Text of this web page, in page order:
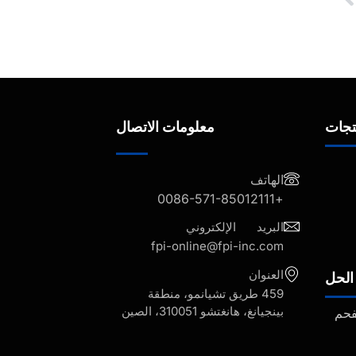
الحل
معلومات الاتصال
الهاتف
+0086-571-85012111
البريد الإلكتروني
fpi-online@fpi-inc.com
العنوان
459 طريق تشيانمو، منطقة
بينجيانغ، هانغتشو 310051، الصين